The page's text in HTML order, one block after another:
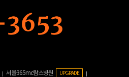
서울365mc람스병원 UPGRADE